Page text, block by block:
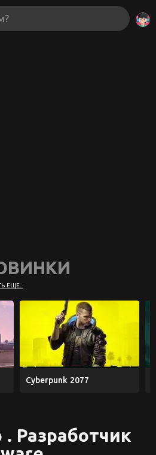
ЕЩЕ...
Cyberpunk 2077
. Разработчик